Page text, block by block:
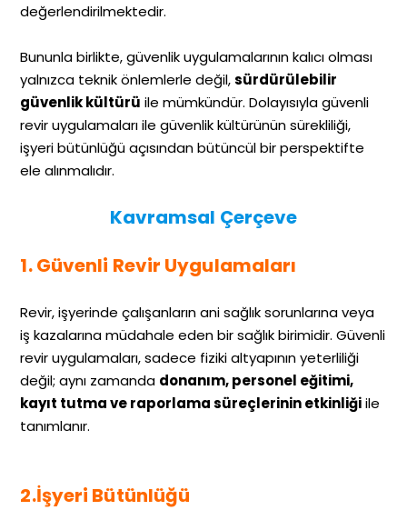
değerlendirilmektedir.
Bununla birlikte, güvenlik uygulamalarının kalıcı olması
yalnızca teknik önlemlerle değil,sürdürülebilir
güvenlik kültürü ile mümkündür. Dolayısıyla güvenli
revir uygulamaları ile güvenlik kültürünün sürekliliği,
işyeri bütünlüğü açısından bütüncül bir perspektifte
ele alınmalıdır.
Kavramsal Çerçeve
1. Güvenli Revir Uygulamaları
Revir, işyerinde çalışanların ani sağlık sorunlarına veya
iş kazalarına müdahale eden bir sağlık birimidir. Güvenli
revir uygulamaları, sadece fiziki altyapının yeterliliği
değil; aynı zamanda donanım, personel eğitimi,
kayıt tutma ve raporlama süreçlerinin etkinliğiile
tanımlanır.
2.İşyeri Bütünlüğü